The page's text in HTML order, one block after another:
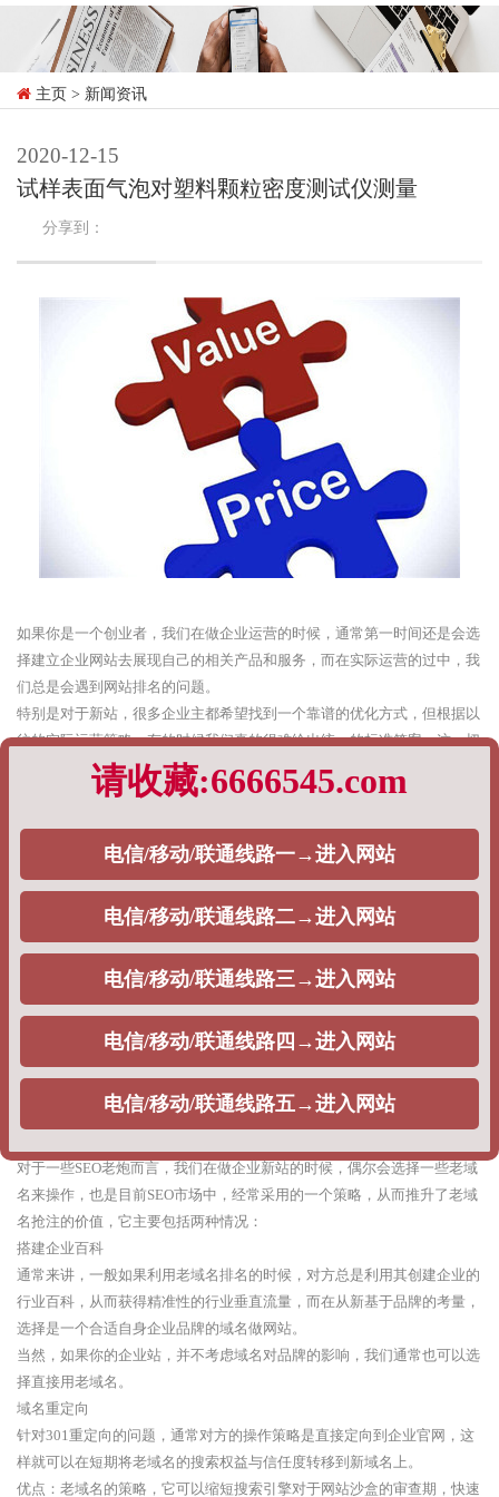
主页 > 新闻资讯
2020-12-15
试样表面气泡对塑料颗粒密度测试仪测量
分享到：
如果你是一个创业者，我们在做企业运营的时候，通常第一时间还是会选
择建立企业网站去展现自己的相关产品和服务，而在实际运营的过中，我
们总是会遇到网站排名的问题。
特别是对于新站，很多企业主都希望找到一个靠谱的优化方式，但根据以
往的实际运营策略，有的时候我们真的很难给出统一的标准答案，这一切
都完全基于企业主的需求。
根据以往企业网站排名优化的经验，PageAdmin专业建站团队，将通过如
对于一些刚入SEO行业的企业主而言，对方实际上是不清楚快速排名策略
与SEO之间的关系是什么，通常而言，从目前来看，目前市面上大量的
SEO公司都会选择这个策略，去给自己的用户做排名，一般分为如下两种
情况，主要包括：
单词快排：通常是按天计费，一个词多少钱，一般在5块钱左右。
整站权重：利用快排策略，刷企业网站的整站指数排名，提升整站关键词
排名，出权重，一般不同公司根据获得权重不同，给出的报价不同。
优点：根据企业排名的时效性需求，可以在相对较短的时间周期出排名。
缺点：由于采用的优化策略问题，每当搜索引擎算法调整的时候，网站排
名就很难出现稳定排名，甚至整站遭遇降权。
对于一些SEO老炮而言，我们在做企业新站的时候，偶尔会选择一些老域
名来操作，也是目前SEO市场中，经常采用的一个策略，从而推升了老域
名抢注的价值，它主要包括两种情况：
搭建企业百科
通常来讲，一般如果利用老域名排名的时候，对方总是利用其创建企业的
行业百科，从而获得精准性的行业垂直流量，而在从新基于品牌的考量，
选择是一个合适自身企业品牌的域名做网站。
当然，如果你的企业站，并不考虑域名对品牌的影响，我们通常也可以选
择直接用老域名。
域名重定向
针对301重定向的问题，通常对方的操作策略是直接定向到企业官网，这
样就可以在短期将老域名的搜索权益与信任度转移到新域名上。
优点：老域名的策略，它可以缩短搜索引擎对于网站沙盒的审查期，快速